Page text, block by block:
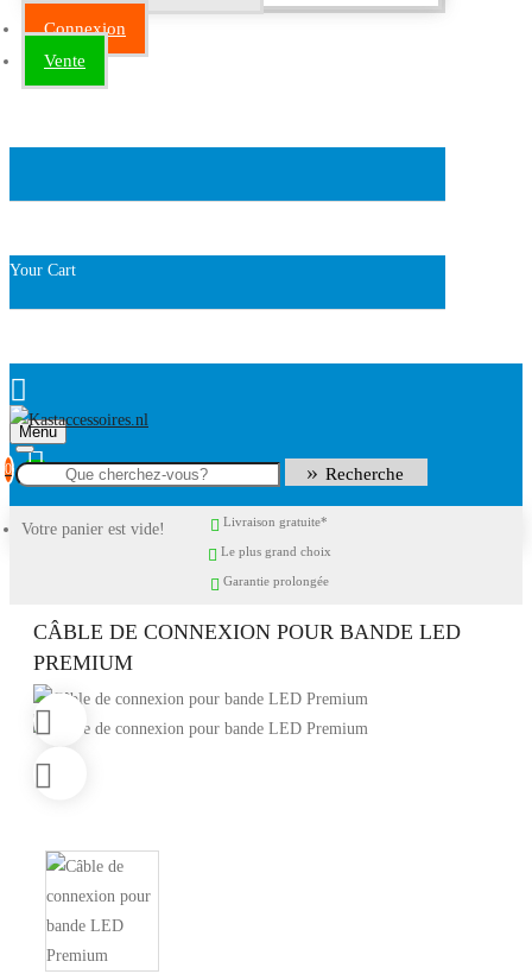
Connexion
Vente
Your Cart
Menu
0
Votre panier est vide!
Recherche
Livraison gratuite*
Le plus grand choix
Garantie prolongée
CÂBLE DE CONNEXION POUR BANDE LED
PREMIUM